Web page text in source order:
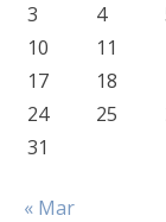
3
4
10
11
17
18
24
25
31
« Mar